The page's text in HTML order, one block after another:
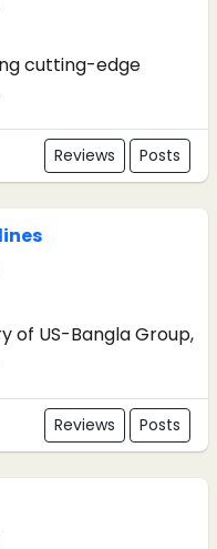
cutting-edge
Reviews Posts
of US-Bangla Group,
Reviews Posts